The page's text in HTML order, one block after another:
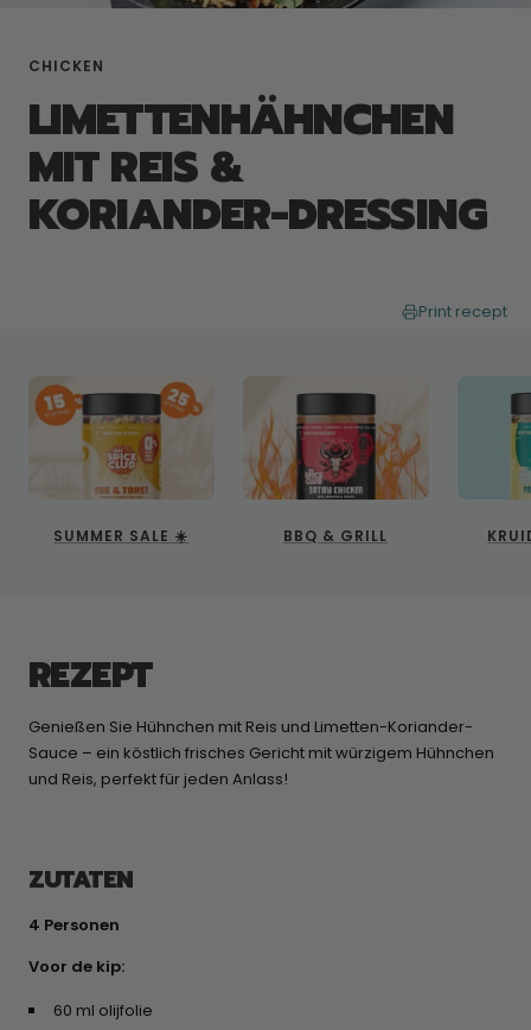
CHICKEN
LIMETTENHÄHNCHEN
MIT REIS &
KORIANDER-DRESSING
Print recept
SUMMER SALE ☀️ BBQ & GRILL
REZEPT
Genießen Sie Hühnchen mit Reis und Limetten-Koriander-
Sauce – ein köstlich frisches Gericht mit würzigem Hühnchen
und Reis, perfekt für jeden Anlass!
ZUTATEN
4 Personen
Voor de kip:
60 ml olijfolie